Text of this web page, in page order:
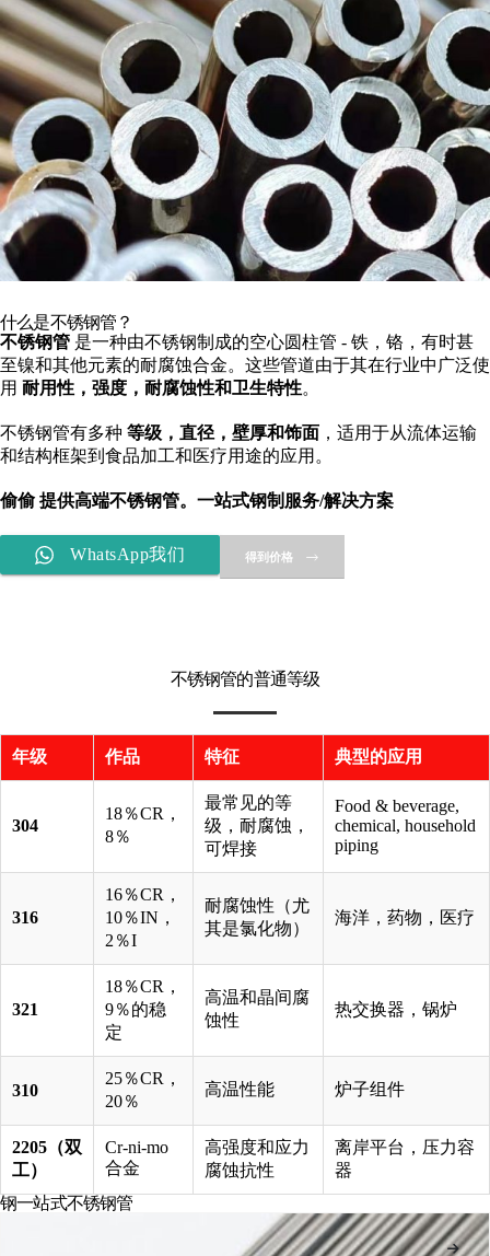
什么是不锈钢管？
不锈钢管 是一种由不锈钢制成的空心圆柱管 - 铁，铬，有时甚
至镍和其他元素的耐腐蚀合金。这些管道由于其在行业中广泛使
用 耐用性，强度，耐腐蚀性和卫生特性。
不锈钢管有多种 等级，直径，壁厚和饰面 ，适用于从流体运输
和结构框架到食品加工和医疗用途的应用。
偷偷 提供高端不锈钢管。一站式钢制服务/解决方案
WhatsApp我们 得到价格
不锈钢管的普通等级
年级 作品 特征 典型的应用
304
18％CR，
8％
最常见的等
级，耐腐蚀，
可焊接
Food & beverage,
chemical, household
piping
316
16％CR，
10％IN，
2％I
耐腐蚀性（尤
其是氯化物）
海洋，药物，医疗
321
18％CR，
9％的稳
定
高温和晶间腐
蚀性
热交换器，锅炉
310
25％CR，
20％
高温性能 炉子组件
2205（双
工）
Cr-ni-mo
合金
高强度和应力
腐蚀抗性
离岸平台，压力容
器
钢一站式不锈钢管